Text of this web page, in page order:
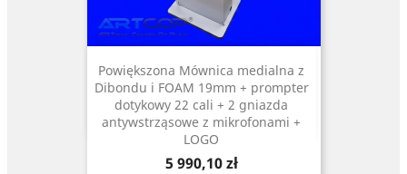
Powiększona Mównica medialna z
Dibondu i FOAM 19mm + prompter
dotykowy 22 cali + 2 gniazda
antywstrząsowe z mikrofonami +
LOGO
Cena
5 990,10 zł